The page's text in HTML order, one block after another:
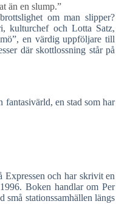
än en slump.”
om man slipper?
kulturchef och Lotta Satz,
en värdig uppföljare till
där skottlossning står på
fantasivärld, en stad som har
och har skrivit en
Boken handlar om Per
stationssamhällen längs